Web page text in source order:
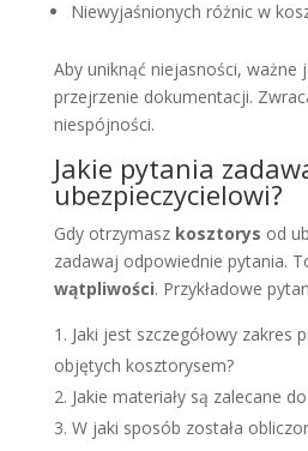
Niewyjaśnionych różnic w
Aby uniknąć niejasności, ważne
przejrzenie dokumentacji.
niespójności.
Jakie pytania
ubezpieczycielowi?
Gdy otrzymasz kosztorys od
zadawaj odpowiednie pytania.
wątpliwości. Przykładowe
Jaki jest szczegółowy zakres
objętych kosztorysem?
Jakie materiały są zalecane
W jaki sposób została